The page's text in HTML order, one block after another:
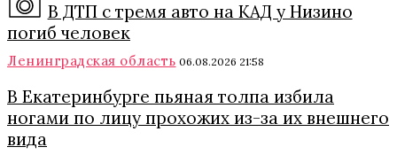
В ДТП с тремя авто на КАД у Низино
погиб человек
Ленинградская область 06.08.2026 21:58
В Екатеринбурге пьяная толпа избила
ногами по лицу прохожих из-за их внешнего
вида